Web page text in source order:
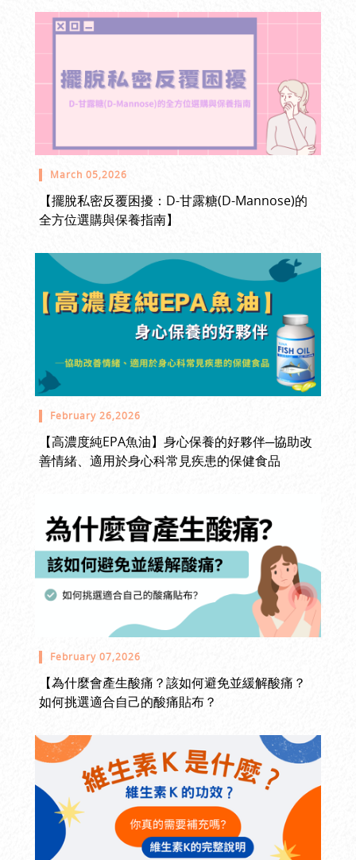
March 05,2026
【擺脫私密反覆困擾：D-甘露糖(D-Mannose)的
全方位選購與保養指南】
February 26,2026
【高濃度純EPA魚油】身心保養的好夥伴─協助改
善情緒、適用於身心科常見疾患的保健食品
February 07,2026
【為什麼會產生酸痛？該如何避免並緩解酸痛？
如何挑選適合自己的酸痛貼布？